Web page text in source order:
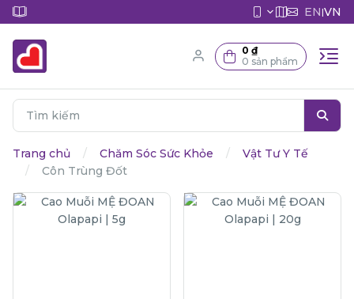
EN|VN
0 ₫
0 sản phẩm
Trang chủ Chăm Sóc Sức Khỏe
Vật Tư Y Tế
Côn Trùng Đốt